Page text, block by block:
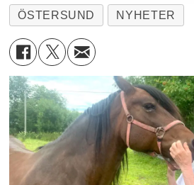
ÖSTERSUND NYHETER